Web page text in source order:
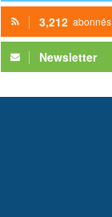
3,212 abonnés
Newsletter